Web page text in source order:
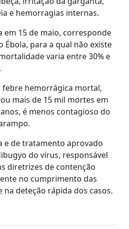
e hemorragias internas.
em 15 de maio, corresponde
Ébola, para a qual não existe
varia entre 30% e
febre hemorrágica mortal,
mais de 15 mil mortes em
é menos contagioso do
e de tratamento aprovado
do vírus, responsável
diretrizes de contenção
no cumprimento das
na deteção rápida dos casos.